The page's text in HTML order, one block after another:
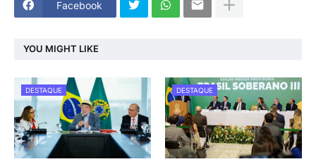
Facebook
YOU MIGHT LIKE
DESTAQUE DESTAQUE